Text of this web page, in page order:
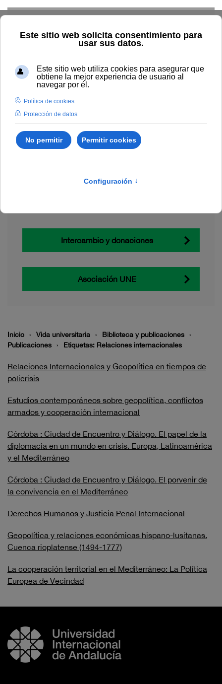
Explorar el catálogo
Dónde comprar
Intercambio y donaciones
Asociación UNE
Inicio Vida universitaria
Biblioteca y publicaciones
Publicaciones
Etiquetas: Relaciones internacionales
Relaciones Internacionales y Geopolítica en tiempos de
policrisis
Estudios contemporáneos sobre geopolítica, conflictos
armados y cooperación internacional
Córdoba : Ciudad de Encuentro y Diálogo. El papel de la
diplomacia en un mundo en crisis. Europa, Latinoamérica
y el Mediterráneo
Córdoba : Ciudad de Encuentro y Diálogo. El porvenir de
la convivencia en el Mediterráneo
Derechos Humanos y Justicia Penal Internacional
Geopolítica y relaciones económicas hispano-lusitanas.
Cuenca rioplatense (1494-1777)
La cooperación territorial en el Mediterráneo: La Política
Europea de Vecindad